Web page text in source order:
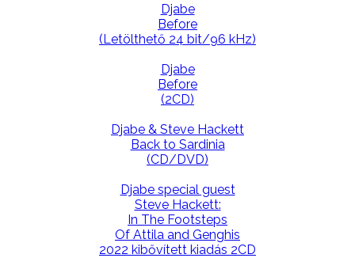
Djabe
Before
(Letölthető 24 bit/96 kHz)
Djabe
Before
(2CD)
Djabe & Steve Hackett
Back to Sardinia
(CD/DVD)
Djabe special guest
Steve Hackett:
In The Footsteps
Of Attila and Genghis
2022 kibővített kiadás 2CD